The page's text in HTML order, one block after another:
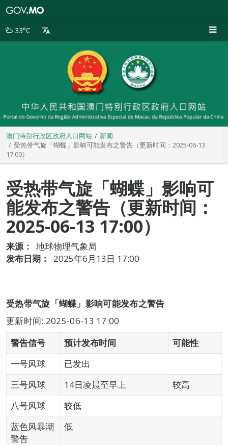
别
33°C
澳门特别行政区政府入口网站
新闻
受热带气旋「蝴蝶」影响可能发布之警告（更新时间：2025-06-13
17:00）
受热带气旋「蝴蝶」影响可
能发布之警告（更新时间：
2025-06-13 17:00）
来源：
地球物理气象局
发布日期：
2025年6月13日 17:00
受热带气旋「蝴蝶」影响可能发布之警告
更新时间: 2025-06-13 17:00
警告信号
预计发布时间
可能性
一号风球
已发出
三号风球
14日凌晨至早上
较高
八号风球
较低
蓝色风暴潮
警告
低